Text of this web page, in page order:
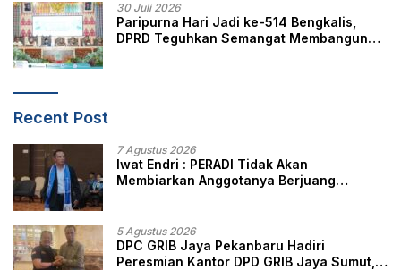
30 Juli 2026
Paripurna Hari Jadi ke-514 Bengkalis,
DPRD Teguhkan Semangat Membangun
Recent Post
7 Agustus 2026
Iwat Endri : PERADI Tidak Akan
Membiarkan Anggotanya Berjuang
5 Agustus 2026
DPC GRIB Jaya Pekanbaru Hadiri
Peresmian Kantor DPD GRIB Jaya Sumut,